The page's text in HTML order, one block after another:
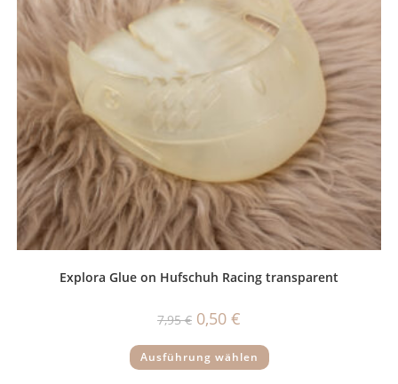
Explora Glue on Hufschuh Racing transparent
7,95€ Ursprünglicher
Preis
7,95 €
0,50 €
0,50 €.
Ausführung wählen Dieses
Produkt